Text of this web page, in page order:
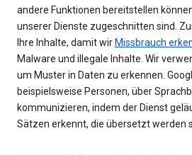
andere Funktionen bereitstellen
unserer Dienste zugeschnitten sind.
Ihre Inhalte, damit wir Missbrauch
Malware und illegale Inhalte. Wir
um Muster in Daten zu erkennen.
beispielsweise Personen, über
kommunizieren, indem der Dienst
Sätzen erkennt, die übersetzt werden